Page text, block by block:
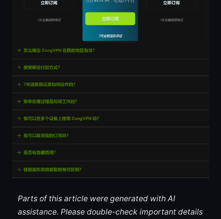
Parts of this article were generated with AI
assistance. Please double-check important details